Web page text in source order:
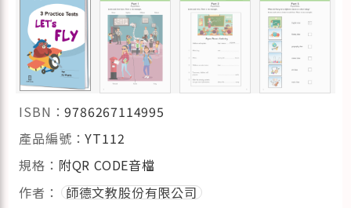
ISBN：9786267114995
產品編號：YT112
規格： 附QR CODE音檔
作者：
師德文教股份有限公司